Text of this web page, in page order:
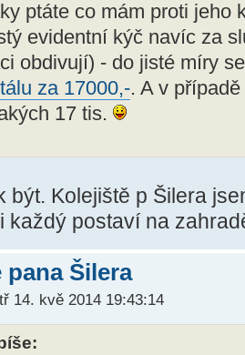
ptáte co mám proti jeho
evidentní kýč navíc za
obdivují) - do jisté míry
za 17000,-. A v
17 tis.
být. Kolejiště p Šilera
každý postaví na
Šilera
14. kvě 2014 19:43:14